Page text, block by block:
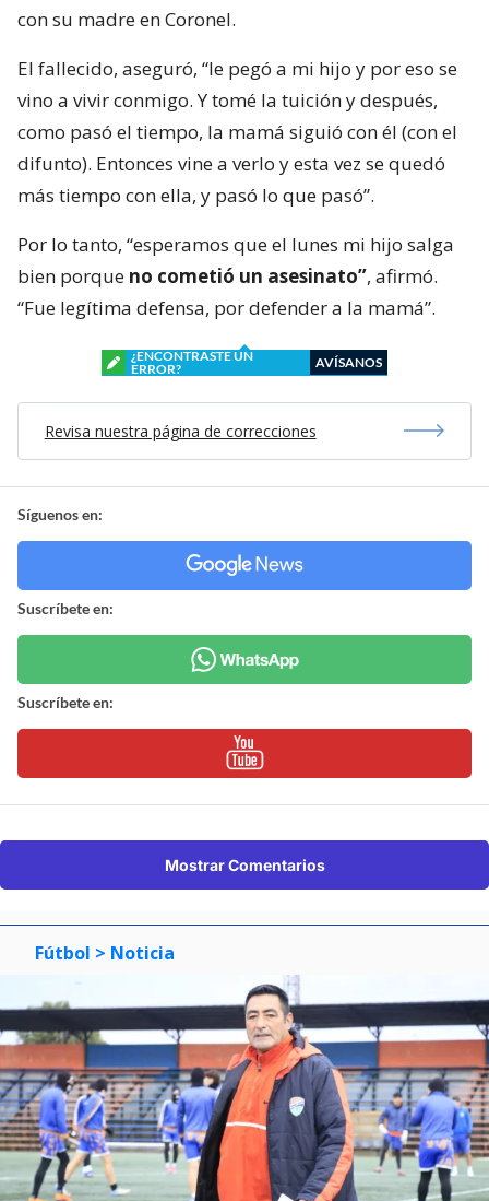
con su madre en Coronel.
El fallecido, aseguró, “le pegó a mi hijo y por eso se
vino a vivir conmigo. Y tomé la tuición y después,
como pasó el tiempo, la mamá siguió con él (con el
difunto). Entonces vine a verlo y esta vez se quedó
más tiempo con ella, y pasó lo que pasó”.
Por lo tanto, “esperamos que el lunes mi hijo salga
bien porque no cometió un asesinato”, afirmó.
“Fue legítima defensa, por defender a la mamá”.
¿ENCONTRASTE UN
ERROR?
AVÍSANOS
Revisa nuestra página de correcciones
Síguenos en:
Suscríbete en:
Suscríbete en:
Mostrar Comentarios
Fútbol > Noticia